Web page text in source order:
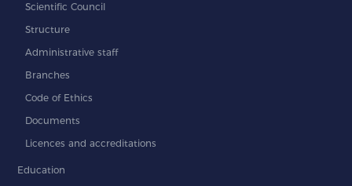
Scientific Council
Structure
Administrative staff
Branches
Code of Ethics
Documents
Licences and accreditations
Education